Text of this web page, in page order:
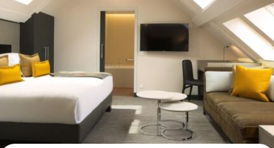
Auf der Karte anzeigen